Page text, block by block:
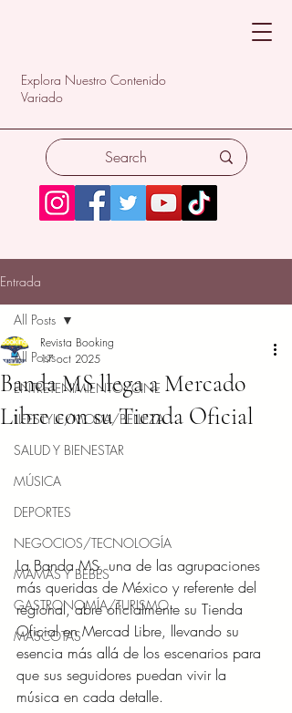
Explora Nuestro Contenido
Variado
Entrada
All Posts
ENTRETENIMIENTO/CINE
LIFESTYLE/MODA/BELLEZA
SALUD Y BIENESTAR
MÚSICA
DEPORTES
NEGOCIOS/TECNOLOGÍA
MAMÁS Y BEBÉS
GASTRONOMÍA/TURISMO
MASCOTAS
All Posts
Banda MS llega a Mercado
Libre con su Tienda Oficial
Revista Booking
17 oct 2025
La Banda MS, una de las agrupaciones
más queridas de México y referente del
regional, abre oficialmente su Tienda
Oficial en Mercad Libre, llevando su
esencia más allá de los escenarios para
que sus seguidores puedan vivir la
música en cada detalle.